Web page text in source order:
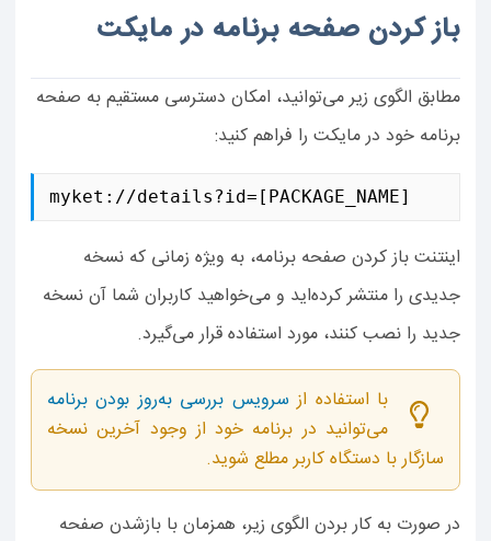
باز کردن صفحه برنامه در مایکت
مطابق الگوی زیر می‌توانید، امکان دسترسی مستقیم به صفحه‌
برنامه خود در مایکت را فراهم کنید:
myket://details?id=[PACKAGE_NAME]
اینتنت باز کردن صفحه برنامه، به ویژه زمانی که نسخه
جدیدی را منتشر کرده‌اید و می‌خواهید کاربران شما آن نسخه
جدید را نصب کنند، مورد استفاده قرار می‌گیرد.
با استفاده از سرویس بررسی به‌‌روز‌ بودن برنامه
می‌توانید در برنامه خود از وجود آخرین نسخه
سازگار با دستگاه کاربر مطلع شوید.
در صورت به‌ کار‌ بردن الگوی زیر، همزمان با بازشدن صفحه‌